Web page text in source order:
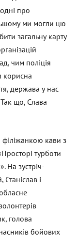
про
ми могли цю
загальну карту
чим поліція
корисна
держава у нас
що, Слава
кави з
турботи
На зустріч-
і
голова
бойових